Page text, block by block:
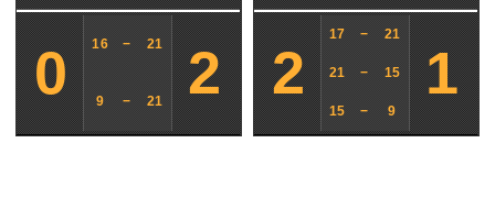
0 16 − 21
9 − 21 2 2
17 − 21
21 − 15
15 − 9
1